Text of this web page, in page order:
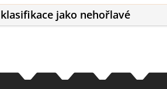
klasifikace jako nehořlavé